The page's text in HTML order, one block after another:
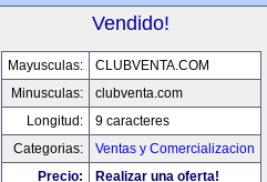
Vendido!
Mayusculas:
CLUBVENTA.COM
Minusculas:
clubventa.com
Longitud:
9 caracteres
Categorias:
Ventas y Comercializacion
Precio:
Realizar una oferta!